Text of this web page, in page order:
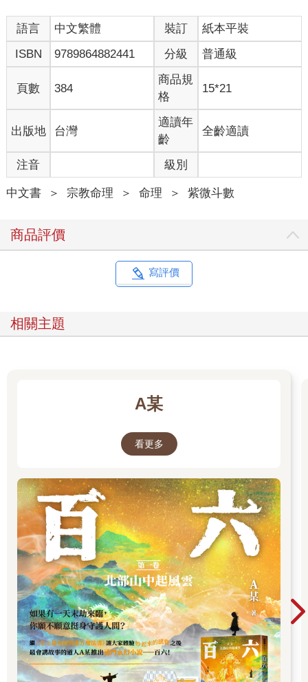
語言 中文繁體 裝訂
紙本平裝
ISBN
9789864882441 分級 普通級
頁數 384
商品規
格
15*21
出版地 台灣
適讀年
齡
全齡適讀
注音 級別
中文書 ＞ 宗教命理 ＞ 命理 ＞ 紫微斗數
商品評價
寫評價
相關主題
A某
看更多